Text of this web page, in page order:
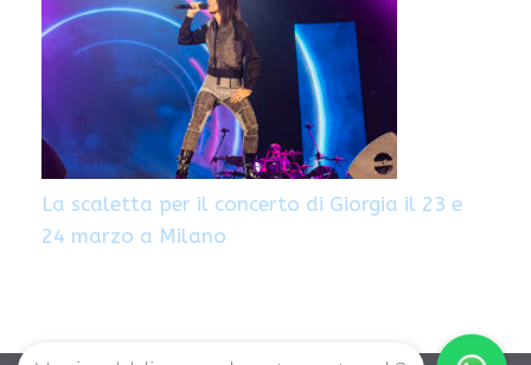
La scaletta per il concerto di Giorgia il 23 e
24 marzo a Milano